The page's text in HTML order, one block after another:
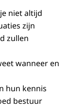
niet altijd
zijn
zullen
wanneer en
hun kennis
bestuur